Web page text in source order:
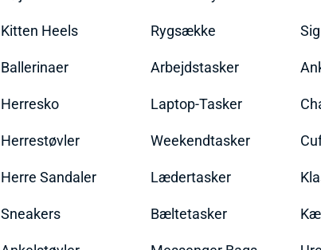
Kitten Heels
Ballerinaer
Herresko
Herrestøvler
Herre Sandaler
Sneakers
Rygsække
Arbejdstasker
Laptop-Tasker
Weekendtasker
Lædertasker
Bæltetasker